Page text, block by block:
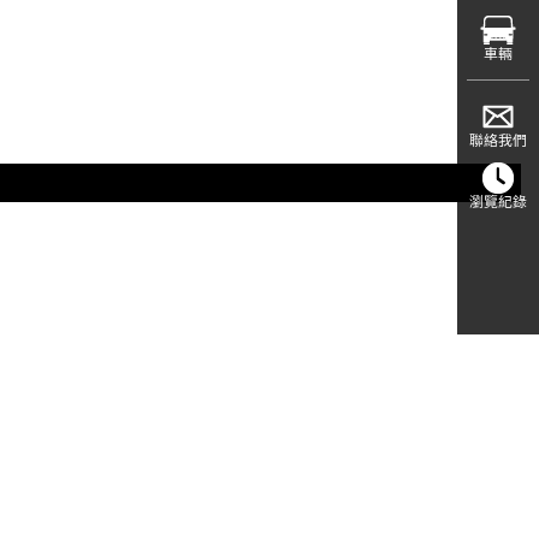
車輛
聯絡我們
瀏覽紀錄